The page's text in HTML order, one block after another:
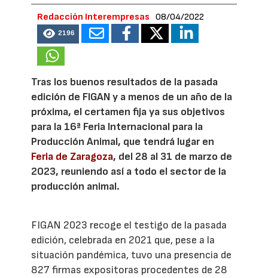
Redacción Interempresas 08/04/2022
2196
Tras los buenos resultados de la pasada
edición de FIGAN y a menos de un año de la
próxima, el certamen fija ya sus objetivos
para la 16ª Feria Internacional para la
Producción Animal, que tendrá lugar en
Feria de Zaragoza, del 28 al 31 de marzo de
2023, reuniendo así a todo el sector de la
producción animal.
FIGAN 2023 recoge el testigo de la pasada
edición, celebrada en 2021 que, pese a la
situación pandémica, tuvo una presencia de
827 firmas expositoras procedentes de 28